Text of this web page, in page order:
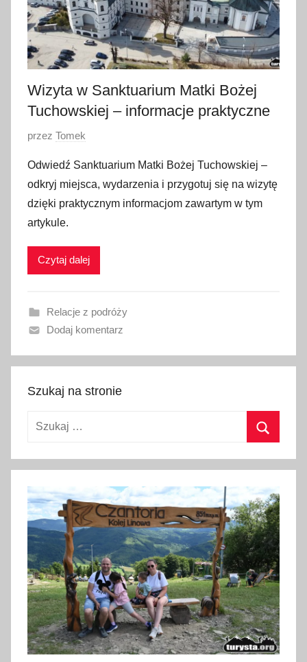
Wizyta w Sanktuarium Matki Bożej
Tuchowskiej – informacje praktyczne
O
u
b
l
i
w
n
o
2
m
a
0
2
3
przez Tomek
Odwiedź Sanktuarium Matki Bożej Tuchowskiej –
odkryj miejsca, wydarzenia i przygotuj się na wizytę
dzięki praktycznym informacjom zawartym w tym
artykule.
Czytaj dalej
Relacje z podróży
Dodaj komentarz
Szukaj na stronie
Szukaj: